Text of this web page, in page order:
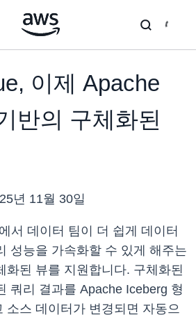
이제 Apache
반의 구체화된
년 11월 30일
서 데이터 팀이 더 쉽게 데이터
성능을 가속화할 수 있게 해주는
화된 뷰를 지원합니다. 구체화된
쿼리 결과를 Apache Iceberg 형
소스 데이터가 변경되면 자동으